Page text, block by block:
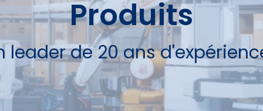
Produits
leader de 20 ans